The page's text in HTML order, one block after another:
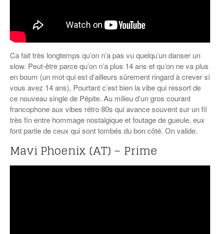
Ca fait très longtemps qu’on n’a pas vu quelqu’un danser un
slow. Peut-être parce qu’on n’a plus 14 ans et qu’on ne va plus
en boum (un mot qui est d’ailleurs sûrement ringard à crever si
vous avez 14 ans). Pourtant c’est bien la vibe qui ressort de
ce nouveau single de Pépite. Au milieu d’un gros courant
francophone aux vibes rétro 80s qui avance souvent sur un fil
très fin entre hommage nostalgique et foutage de gueule, eux
font partie de ceux qui sont tombés du bon côté. On valide.
Mavi Phoenix (AT) – Prime